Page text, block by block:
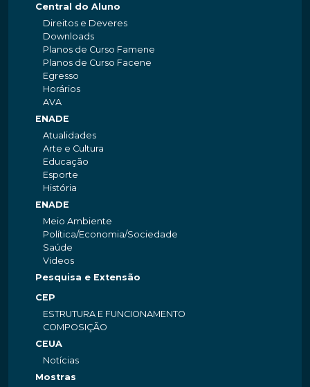
Central do Aluno
Direitos e Deveres
Downloads
Planos de Curso Famene
Planos de Curso Facene
Egresso
Horários
AVA
ENADE
Atualidades
Arte e Cultura
Educação
Esporte
História
ENADE
Meio Ambiente
Política/Economia/Sociedade
Saúde
Videos
Pesquisa e Extensão
CEP
ESTRUTURA E FUNCIONAMENTO
COMPOSIÇÃO
CEUA
Notícias
Mostras